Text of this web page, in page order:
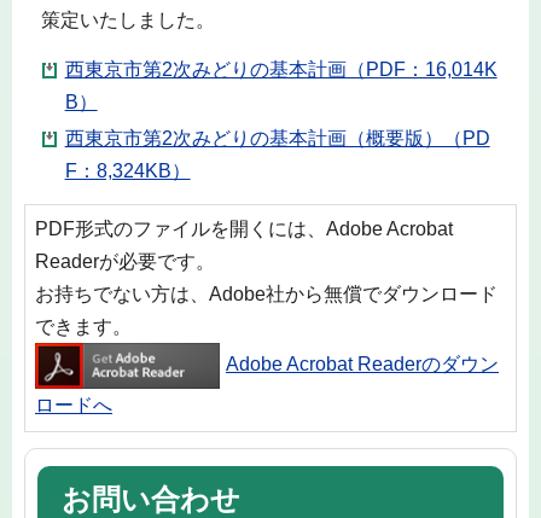
策定いたしました。
西東京市第2次みどりの基本計画（PDF：16,014K
B）
西東京市第2次みどりの基本計画（概要版）（PD
F：8,324KB）
PDF形式のファイルを開くには、Adobe Acrobat
Readerが必要です。
お持ちでない方は、Adobe社から無償でダウンロード
できます。
Adobe Acrobat Readerのダウン
ロードへ
お問い合わせ